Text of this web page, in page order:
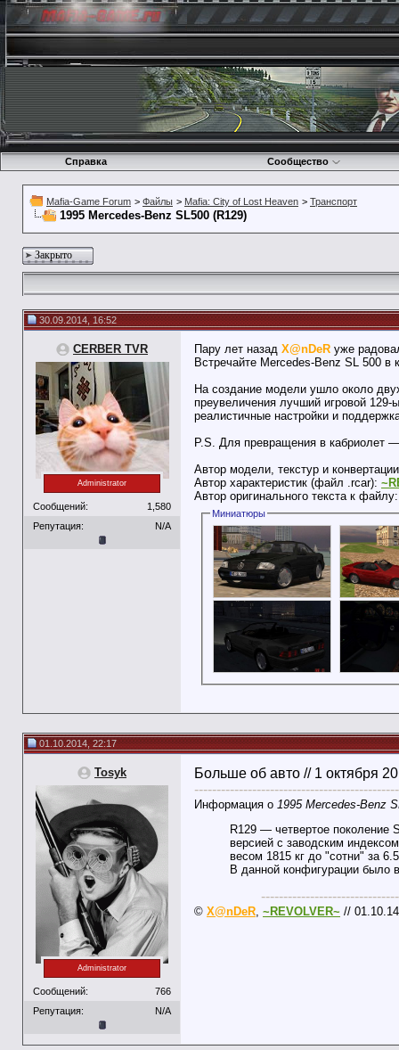
Справка Сообщество
Mafia-Game Forum > Файлы > Mafia: City of Lost Heaven > Транспорт
1995 Mercedes-Benz SL500 (R129)
Закрыто
30.09.2014, 16:52
CERBER TVR
Administrator
Сообщений:
1,580
Репутация:
N/A
Пару лет назад X@nDeR уже
Встречайте Mercedes-Benz SL 500 в
На создание модели ушло около
преувеличения лучший игровой 129-
реалистичные настройки и
P.S. Для превращения в кабриолет
Автор модели, текстур и
Автор характеристик (файл .rcar):
Автор оригинального текста к
Миниатюры
01.10.2014, 22:17
Tosyk
Administrator
Сообщений:
766
Репутация:
N/A
Больше об авто // 1 октября
Информация о 1995 Mercedes-Benz
R129 — четвертое поколение
версией с заводским
весом 1815 кг до "сотни" за
В данной конфигурации было
© X@nDeR ~REVOLVER~ // 01.10.14